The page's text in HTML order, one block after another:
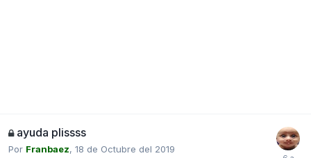
ayuda plissss
Por Franbaez, 18 de Octubre del 2019